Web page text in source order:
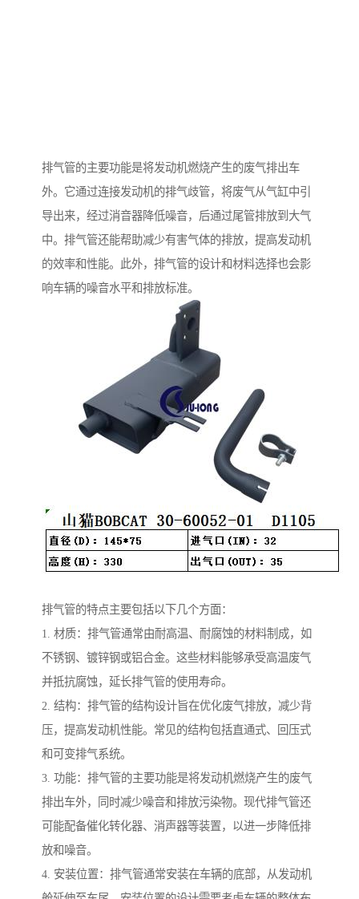
排气管的主要功能是将发动机燃烧产生的废气排出车
外。它通过连接发动机的排气歧管，将废气从气缸中引
导出来，经过消音器降低噪音，后通过尾管排放到大气
中。排气管还能帮助减少有害气体的排放，提高发动机
的效率和性能。此外，排气管的设计和材料选择也会影
响车辆的噪音水平和排放标准。
排气管的特点主要包括以下几个方面：
1. 材质：排气管通常由耐高温、耐腐蚀的材料制成，如
不锈钢、镀锌钢或铝合金。这些材料能够承受高温废气
并抵抗腐蚀，延长排气管的使用寿命。
2. 结构：排气管的结构设计旨在优化废气排放，减少背
压，提高发动机性能。常见的结构包括直通式、回压式
和可变排气系统。
3. 功能：排气管的主要功能是将发动机燃烧产生的废气
排出车外，同时减少噪音和排放污染物。现代排气管还
可能配备催化转化器、消声器等装置，以进一步降低排
放和噪音。
4. 安装位置：排气管通常安装在车辆的底部，从发动机